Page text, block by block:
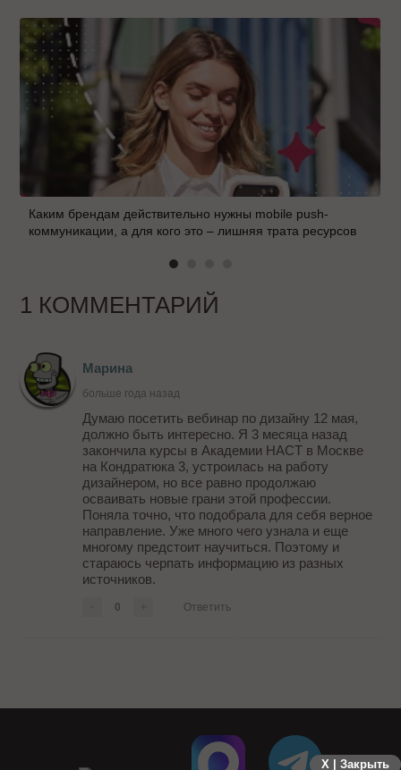
Каким брендам действительно нужны mobile push-
коммуникации, а для кого это – лишняя трата ресурсов
1 КОММЕНТАРИЙ
Марина
больше года назад
Думаю посетить вебинар по дизайну 12 мая,
должно быть интересно. Я 3 месяца назад
закончила курсы в Академии НАСТ в Москве
на Кондратюка 3, устроилась на работу
дизайнером, но все равно продолжаю
осваивать новые грани этой профессии.
Поняла точно, что подобрала для себя верное
направление. Уже много чего узнала и еще
многому предстоит научиться. Поэтому и
стараюсь черпать информацию из разных
источников.
0 Ответить
X | Закрыть